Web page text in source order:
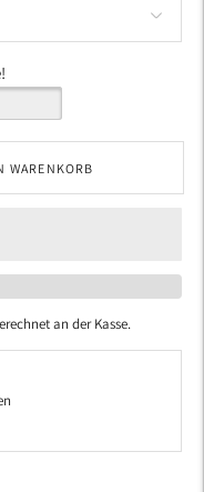
WARENKORB
an der Kasse.